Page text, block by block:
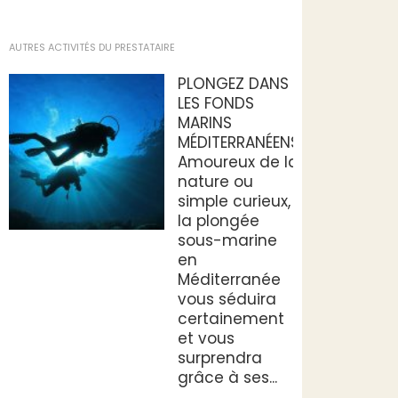
AUTRES ACTIVITÉS DU PRESTATAIRE
PLONGEZ DANS
LES FONDS
MARINS
MÉDITERRANÉENS
Amoureux de la
nature ou
simple curieux,
la plongée
sous-marine
en
Méditerranée
vous séduira
certainement
et vous
surprendra
grâce à ses...